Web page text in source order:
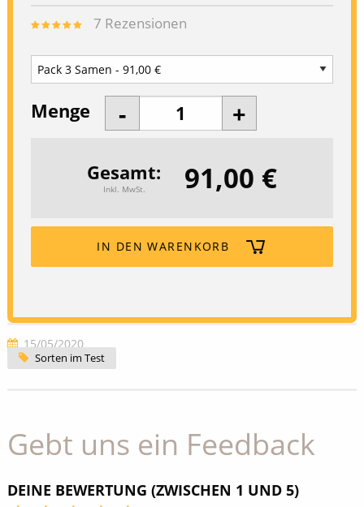
7 Rezensionen
Menge
Gesamt
Inkl. MwSt. 91,00 €
IN DEN WARENKORB
15/05/2020
Sorten im Test
Gebt uns ein Feedback
DEINE BEWERTUNG (ZWISCHEN 1 UND 5)